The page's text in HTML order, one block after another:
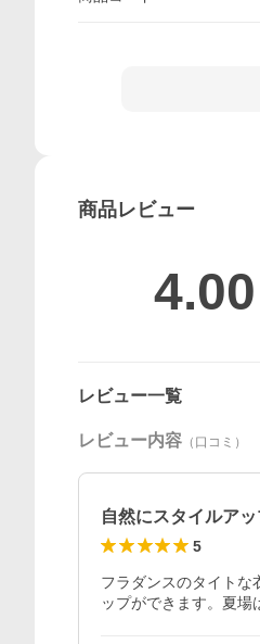
商品レビュー
4.00
レビュー一覧
レビュー内容 （口コミ）
自然にスタイルアッ
5
フラダンスのタイトな
ップができます。夏場